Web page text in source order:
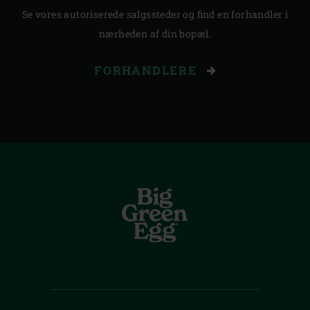
Se vores autoriserede salgssteder og find en forhandler i
nærheden af din bopæl.
FORHANDLERE